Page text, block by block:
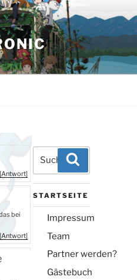
bei
[Antwort]
Suchen
nach:
STARTSEITE
Impressum
Team
Partner werden?
Gästebuch